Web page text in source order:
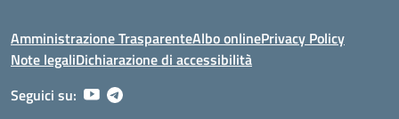
Amministrazione TrasparenteAlbo onlinePrivacy Policy
Note legaliDichiarazione di accessibilità
Seguici su: